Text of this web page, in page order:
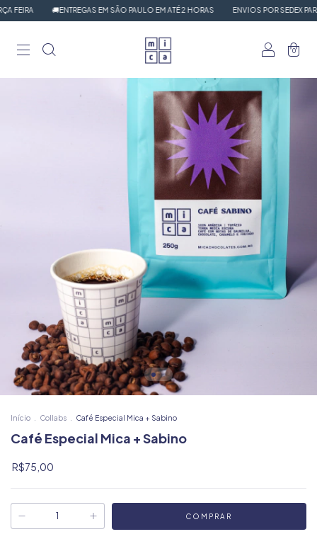
FEIRA 🚚ENTREGAS EM SÃO PAULO EM ATÉ 2 HORAS ENVIOS POR SEDEX
0
Início Collabs Café Especial Mica + Sabino
Café Especial Mica + Sabino
R$75,00